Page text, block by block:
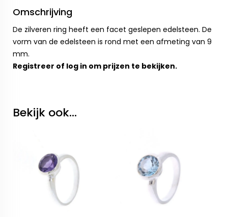
Omschrijving
De zilveren ring heeft een facet geslepen edelsteen. De
vorm van de edelsteen is rond met een afmeting van 9
mm.
Registreer of log in om prijzen te bekijken.
Bekijk ook...